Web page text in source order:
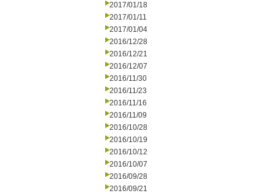
2017/01/18
2017/01/11
2017/01/04
2016/12/28
2016/12/21
2016/12/07
2016/11/30
2016/11/23
2016/11/16
2016/11/09
2016/10/28
2016/10/19
2016/10/12
2016/10/07
2016/09/28
2016/09/21